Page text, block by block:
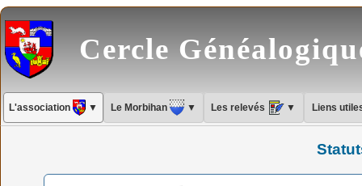
Cercle
L'association ▼ Le Morbihan ▼ Les relevés ▼ Liens